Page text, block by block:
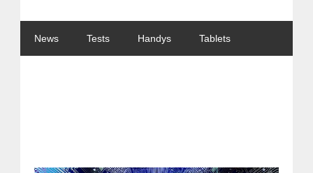
News Tests Handys Tablets